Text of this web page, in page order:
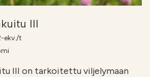
III
ekv./t
III on tarkoitettu viljelymaan